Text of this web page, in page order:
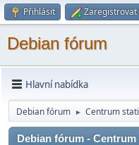
Přihlásit Zaregistrovat
Debian fórum
Hlavní nabídka
Debian fórum ► Centrum
Debian fórum -